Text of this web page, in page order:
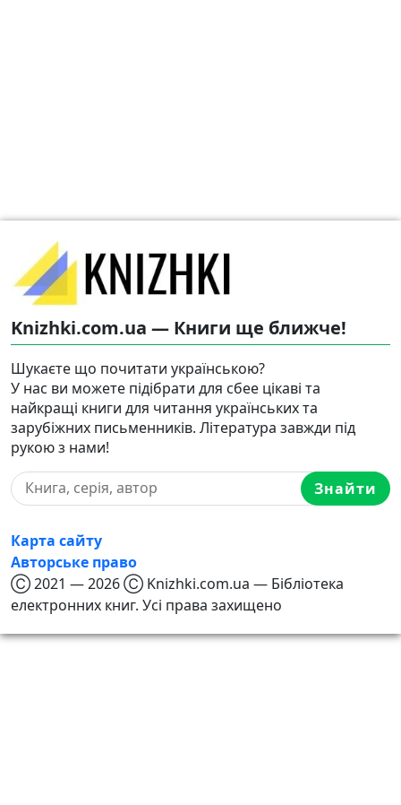
Knizhki.com.ua — Книги ще ближче!
Шукаєте що почитати українською?
У нас ви можете підібрати для сбее цікаві та
найкращі книги для читання українських та
зарубіжних письменників. Література завжди під
рукою з нами!
Знайти
Карта сайту
Авторське право
Ⓒ 2021 — 2026 Ⓒ Knizhki.com.ua — Бібліотека
електронних книг. Усі права захищено